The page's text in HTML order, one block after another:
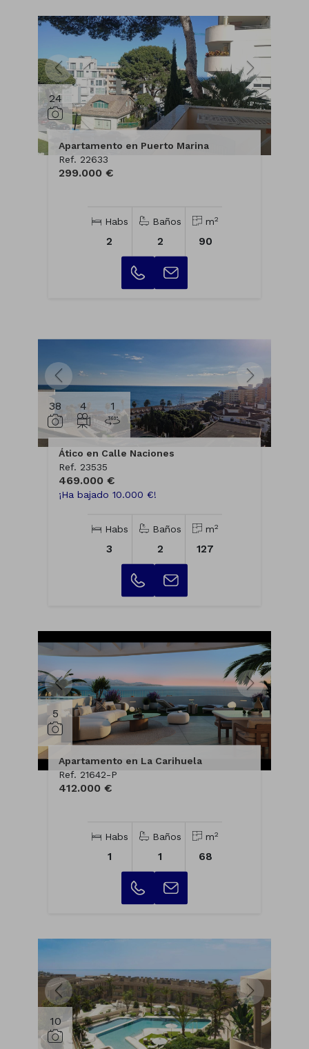
24
Apartamento en Puerto Marina
Ref. 22633
299.000 €
Habs
2
Baños
2
m2
90
38 4 1
Ático en Calle Naciones
Ref. 23535
469.000 €
¡Ha bajado 10.000 €!
Habs
3
Baños
2
m2
127
5
Apartamento en La Carihuela
Ref. 21642-P
412.000 €
Habs
1
Baños
1
m2
68
10